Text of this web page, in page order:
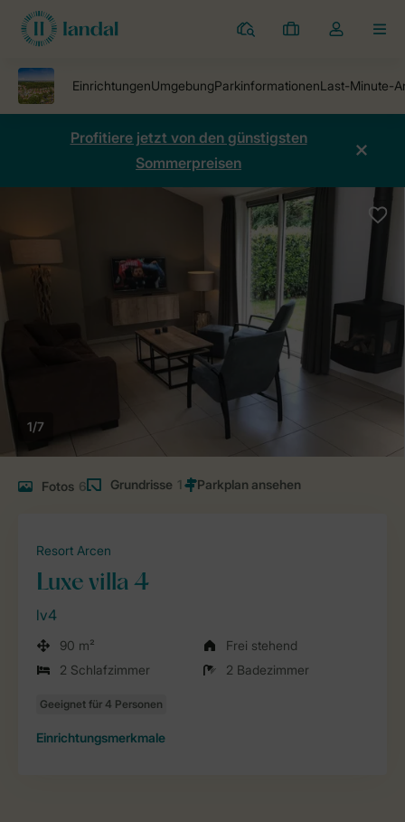
Ferienparks
Meine
Dropdown-
öffnen
Profitiere jetzt von den günstigsten
Sommerpreisen
1/7
Fotos 6 Grundrisse 1
Resort Arcen
Luxe villa 4
lv4
90 m²
Frei stehend
2 Schlafzimmer
2 Badezimmer
Einrichtungsmerkmale